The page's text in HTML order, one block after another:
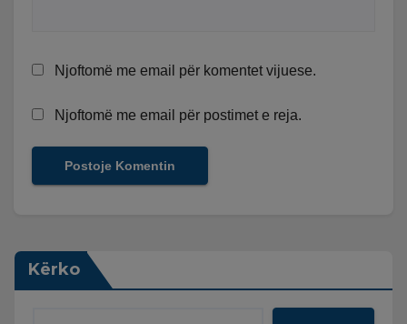
Njoftomë me email për komentet vijuese.
Njoftomë me email për postimet e reja.
Kërko